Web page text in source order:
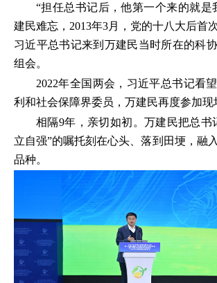
“担任总书记后，他第一个来的就是
建民难忘，2013年3月，党的十八大后首
习近平总书记来到万建民当时所在的科
组会。
2022年全国两会，习近平总书记看
利和社会保障界委员，万建民再度参加现
相隔9年，亲切如初。万建民把总书
立自强”的嘱托刻在心头、落到田埂，融
品种。